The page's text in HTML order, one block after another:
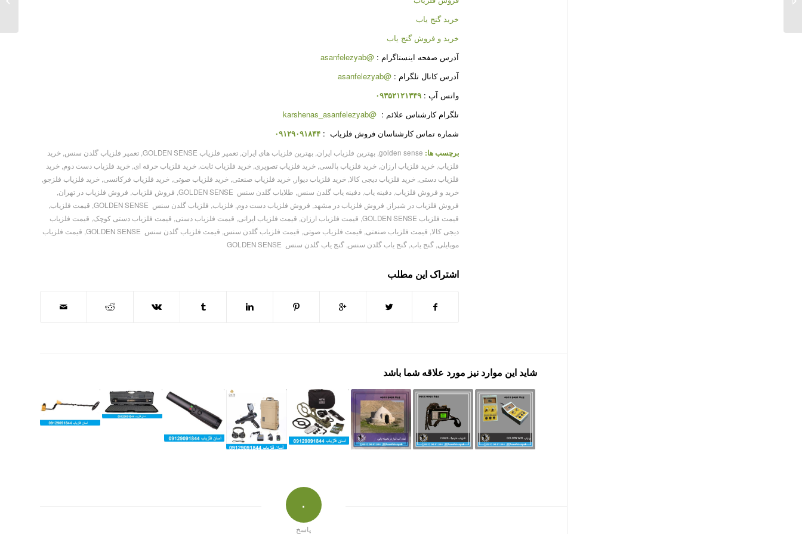
خرید گنج یاب
خرید و فروش گنج یاب
آدرس صفحه اینستاگرام : @asanfelezyab
آدرس کانال تلگرام : @asanfelezyab
واتس آپ : ۰۹۳۵۲۱۲۱۳۴۹
تلگرام کارشناس علائم : @karshenas_asanfelezyab
شماره تماس کارشناسان فروش فلزیاب : ۰۹۱۲۹۰۹۱۸۴۴
برچسب ها: golden sense
, بهترین فلزیاب ایران, بهترین فلزیاب های ایران, تعمیر فلزیاب GOLDEN SENSE , تعمیر فلزیاب گلدن سنس, خرید
فلزیاب, خرید فلزیاب ارزان, خرید فلزیاب پالسی, خرید فلزیاب تصویری, خرید فلزیاب ثابت, خرید فلزیاب حرفه ای, خرید فلزیاب دست دوم, خرید
فلزیاب دستی, خرید فلزیاب دیجی کالا, خرید فلزیاب دیوار , خرید فلزیاب صنعتی, خرید فلزیاب صوتی, خرید فلزیاب فرکانسی, خرید فلزیاب فلزجو,
خرید و فروش فلزیاب, دفینه یاب, دفینه یاب گلدن سنس, طلایاب گلدن سنس GOLDEN SENSE , فروش فلزیاب, فروش فلزیاب در تهران,
فروش فلزیاب در شیراز, فروش فلزیاب در مشهد, فروش فلزیاب دست دوم, فلزیاب, فلزیاب گلدن سنس GOLDEN SENSE , قیمت فلزیاب,
قیمت فلزیاب GOLDEN SENSE
, قیمت فلزیاب ارزان, قیمت فلزیاب ایرانی, قیمت فلزیاب دستی, قیمت فلزیاب دستی کوچک, قیمت فلزیاب
دیجی کالا, قیمت فلزیاب صنعتی, قیمت فلزیاب صوتی, قیمت فلزیاب گلدن سنس, قیمت فلزیاب گلدن سنس GOLDEN SENSE , قیمت فلزیاب
موبایلی, گنج یاب, گنج یاب گلدن سنس, گنج یاب گلدن سنس GOLDEN SENSE
اشتراک این مطلب
شاید این موارد نیز مورد علاقه شما باشد
۰
پاسخ